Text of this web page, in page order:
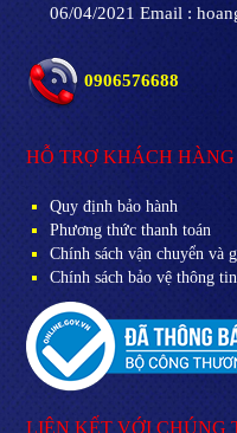
06/04/2021 Email :
0906576688
HỖ TRỢ KHÁCH HÀNG
Quy định bảo hành
Phương thức thanh toán
Chính sách vận chuyển và
Chính sách bảo vệ thông
LIÊN KẾT VỚI CHÚNG